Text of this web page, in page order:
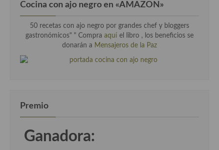
Cocina con ajo negro en «AMAZON»
50 recetas con ajo negro por grandes chef y bloggers
gastronómicos" " Compra aquí el libro , los beneficios se
donarán a Mensajeros de la Paz
Premio
Ganadora: